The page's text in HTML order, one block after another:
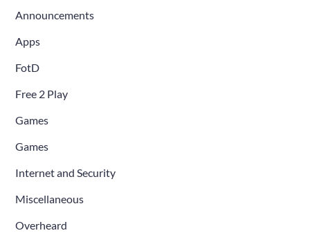
Announcements
Apps
FotD
Free 2 Play
Games
Games
Internet and Security
Miscellaneous
Overheard